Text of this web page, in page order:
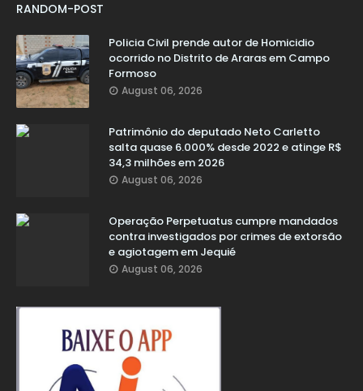
RANDOM-POST
Policia Civil prende autor de Homicidio
ocorrido no Distrito de Araras em Campo
Formoso
August 06, 2026
Patrimônio do deputado Neto Carletto
salta quase 6.000% desde 2022 e atinge R$
34,3 milhões em 2026
August 06, 2026
Operação Perpetuatus cumpre mandados
contra investigados por crimes de extorsão
e agiotagem em Jequié
August 06, 2026